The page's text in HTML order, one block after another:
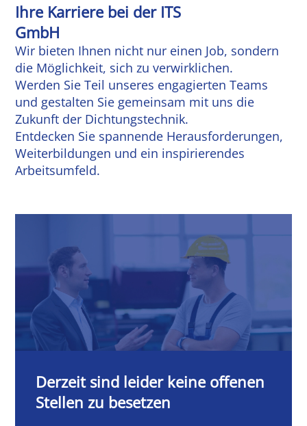
Ihre Karriere bei der ITS
GmbH
Wir bieten Ihnen nicht nur einen Job, sondern
die Möglichkeit, sich zu verwirklichen.
Werden Sie Teil unseres engagierten Teams
und gestalten Sie gemeinsam mit uns die
Zukunft der Dichtungstechnik.
Entdecken Sie spannende Herausforderungen,
Weiterbildungen und ein inspirierendes
Arbeitsumfeld.
Derzeit sind leider keine offenen
Stellen zu besetzen